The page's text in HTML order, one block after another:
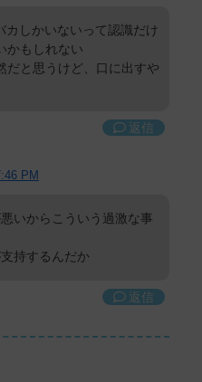
カしかいないって認識だけ
かもしれない
だと思うけど、口に出すや
返信
PM
いからこういう過激な事
持するんだか
返信